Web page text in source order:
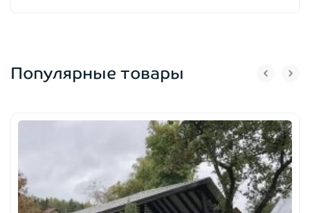
Популярные товары